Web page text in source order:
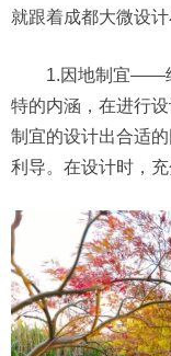
就跟着成都大微设
1.因地制宜——
特的内涵，在进行
制宜的设计出合适
利导。在设计时，